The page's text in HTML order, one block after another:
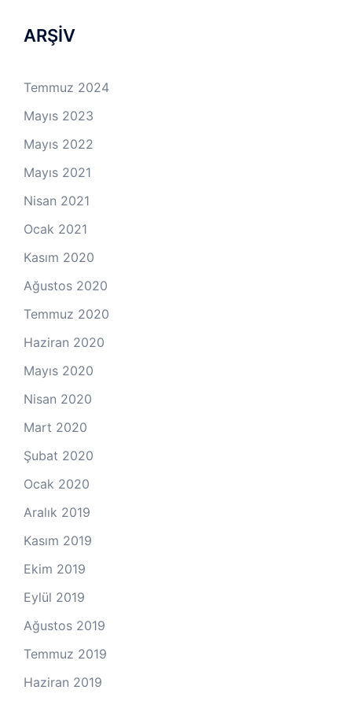
ARŞİV
Temmuz 2024
Mayıs 2023
Mayıs 2022
Mayıs 2021
Nisan 2021
Ocak 2021
Kasım 2020
Ağustos 2020
Temmuz 2020
Haziran 2020
Mayıs 2020
Nisan 2020
Mart 2020
Şubat 2020
Ocak 2020
Aralık 2019
Kasım 2019
Ekim 2019
Eylül 2019
Ağustos 2019
Temmuz 2019
Haziran 2019